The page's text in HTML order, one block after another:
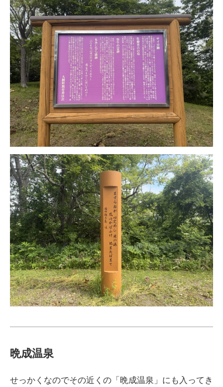
晩成温泉
せっかくなのでその近くの「晩成温泉」にも入ってき